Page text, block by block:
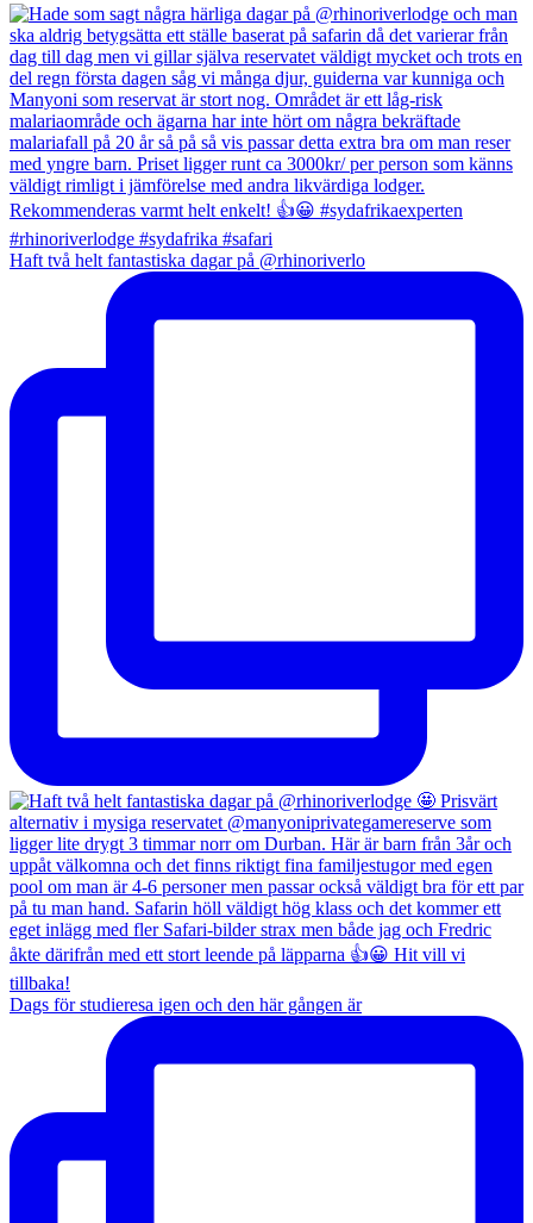
Haft två helt fantastiska dagar på @rhinoriverlo
Dags för studieresa igen och den här gången är